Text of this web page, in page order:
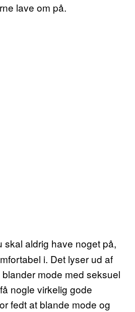
lave om på.
skal aldrig have noget på,
i. Det lyser ud af
mode med seksuel
nogle virkelig gode
fedt at blande mode og